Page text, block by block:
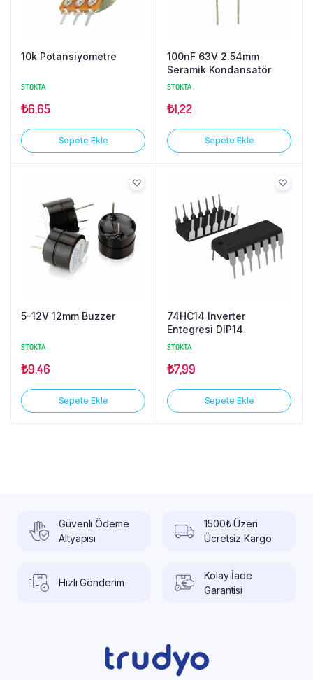
10k Potansiyometre
STOKTA
₺6,65
Sepete Ekle
100nF 63V 2.54mm
Seramik Kondansatör
STOKTA
₺1,22
Sepete Ekle
5-12V 12mm Buzzer
STOKTA
₺9,46
Sepete Ekle
74HC14 Inverter
Entegresi DIP14
STOKTA
₺7,99
Sepete Ekle
Güvenli Ödeme
Altyapısı
1500₺ Üzeri
Ücretsiz Kargo
Hızlı Gönderim
Kolay İade
Garantisi